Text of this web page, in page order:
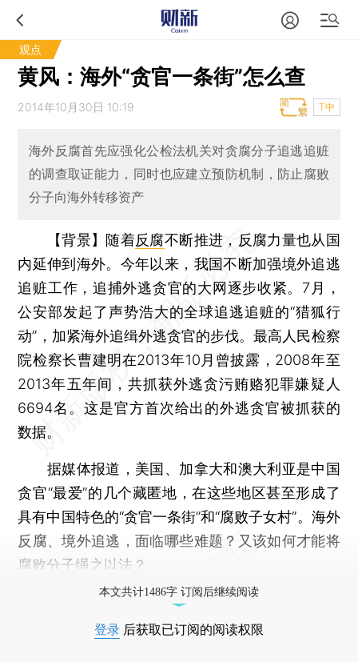
观点
黄风：海外“贪官一条街”怎么查
2014年10月30日 10:19 T中
海外反腐首先应强化公检法机关对贪腐分子追逃追赃
的调查取证能力，同时也应建立预防机制，防止腐败
分子向海外转移资产
【背景】随着反腐不断推进，反腐力量也从国
内延伸到海外。今年以来，我国不断加强境外追逃
追赃工作，追捕外逃贪官的大网逐步收紧。7月，
公安部发起了声势浩大的全球追逃追赃的“猎狐行
动”，加紧海外追缉外逃贪官的步伐。最高人民检察
院检察长曹建明在2013年10月曾披露，2008年至
2013年五年间，共抓获外逃贪污贿赂犯罪嫌疑人
6694名。这是官方首次给出的外逃贪官被抓获的
数据。
据媒体报道，美国、加拿大和澳大利亚是中国
贪官“最爱”的几个藏匿地，在这些地区甚至形成了
具有中国特色的“贪官一条街”和“腐败子女村”。海外
反腐、境外追逃，面临哪些难题？又该如何才能将
腐败分子绳之以法？
本文共计1486字 订阅后继续阅读
登录 后获取已订阅的阅读权限